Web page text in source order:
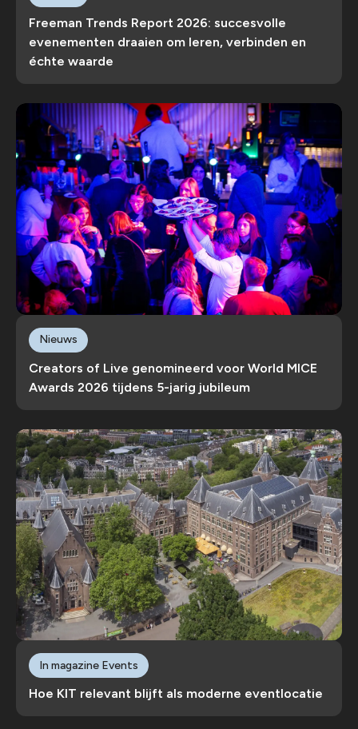
Freeman Trends Report 2026: succesvolle
evenementen draaien om leren, verbinden en
échte waarde
Creators of Live genomineerd voor World MICE
Awards 2026 tijdens 5-jarig jubileum
Nieuws
Hoe KIT relevant blijft als moderne eventlocatie
In magazine Events